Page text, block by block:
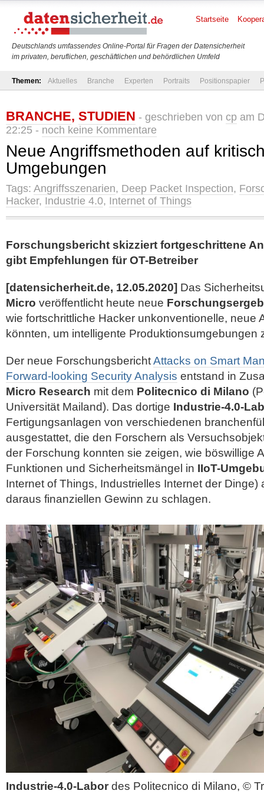
Deutschlands umfassendes Online-Portal für Fragen der Datensicherheit
im privaten, beruflichen, geschäftlichen und behördlichen Umfeld
Startseite
Themen: Aktuelles Branche Experten Portraits Positionspapier
BRANCHE, STUDIEN - geschrieben von cp am
22:25 - noch keine Kommentare
Neue Angriffsmethoden auf
Umgebungen
Tags: Angriffsszenarien, Deep Packet Inspection,
Hacker, Industrie 4.0, Internet of Things
Forschungsbericht skizziert fortgeschrittene
gibt Empfehlungen für OT-Betreiber
[datensicherheit.de, 12.05.2020] Das
Micro veröffentlicht heute neue
wie fortschrittliche Hacker unkonventionelle, neue
könnten, um intelligente Produktionsumgebungen
Der neue ForschungsberichtAttacks on Smart
Forward-looking Security Analysis entstand in
Micro Research mit dem Politecnico di Milano
Universität Mailand). Das dortige Industrie-4.0-
Fertigungsanlagen von verschiedenen
ausgestattet, die den Forschern als
der Forschung konnten sie zeigen, wie böswillige
Funktionen und Sicherheitsmängel in IIoT-
Internet of Things, Industrielles Internet der
daraus finanziellen Gewinn zu schlagen.
Industrie-4.0-Labor des Politecnico di Milano, ©